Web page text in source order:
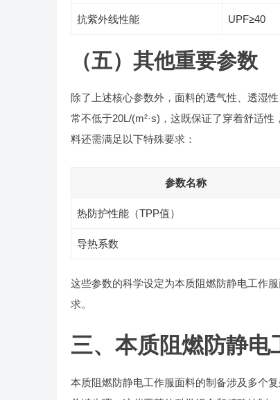
抗紫外线性能 UPF≥40
（五）其他重要参数
除了上述核心参数外，面料的透气性、透湿
常不低于20L/(m²·s)，这既保证了穿着舒适
料还需满足以下特殊要求：
参数名称
热防护性能（TPP值）
导热系数
这些参数的科学设定为本质阻燃防静电工作
求。
三、本质阻燃防静
本质阻燃防静电工作服面料的制备涉及多个